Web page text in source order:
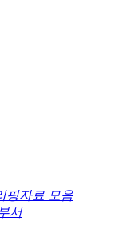
핑자료 모음
서